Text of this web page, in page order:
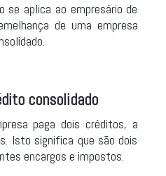
se aplica ao empresário de
de uma empresa
consolidado
paga dois créditos, a
Isto significa que são dois
encargos e impostos.